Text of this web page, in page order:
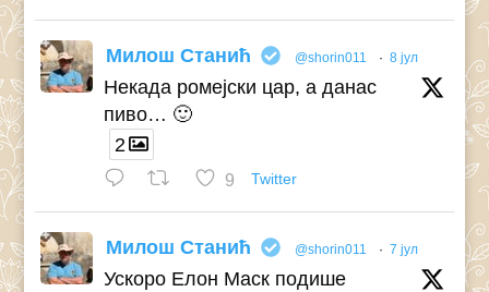
Милош Станић @shorin011 · 8 јул
Некада ромејски цар, а данас
пиво… 🙂
2
9 Twitter
Милош Станић @shorin011 · 7 јул
Ускоро Елон Маск подише